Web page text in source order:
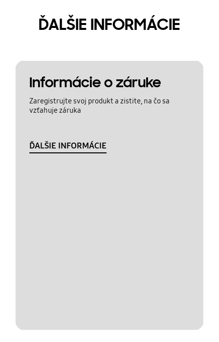
ĎALŠIE INFORMÁCIE
Informácie o záruke
Zaregistrujte svoj produkt a zistite, na čo sa
vzťahuje záruka
ĎALŠIE INFORMÁCIE